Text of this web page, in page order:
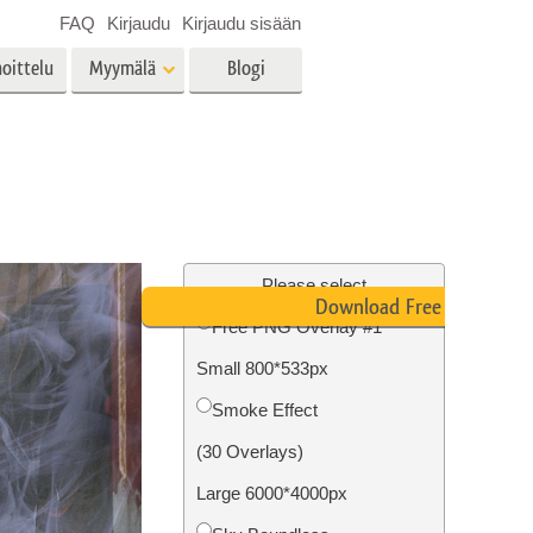
Valokuvan restaurointi
Myymälä
videopeittokuvat
Blogi
FAQ Kirjaudu Kirjaudu sisään
Please select
Free PNG Overlay #1
Small 800*533px
Smoke Effect
(30 Overlays)
Large 6000*4000px
Download Free PNG